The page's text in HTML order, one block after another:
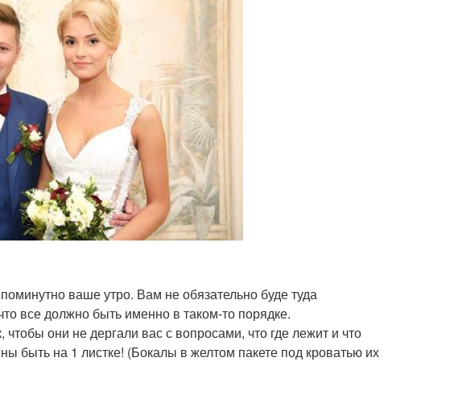
ваше утро. Вам не обязательно буде туда
все должно быть именно в таком-то порядке.
они не дергали вас с вопросами, что где лежит и что
быть на 1 листке! (Бокалы в желтом пакете под кроватью их